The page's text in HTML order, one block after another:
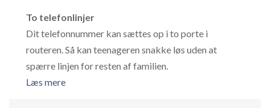
To telefonlinjer
Dit telefonnummer kan sættes op i to porte i
routeren. Så kan teenageren snakke løs uden at
spærre linjen for resten af familien.
Læs mere